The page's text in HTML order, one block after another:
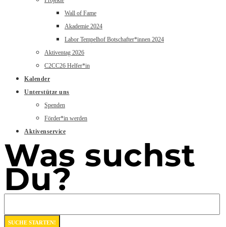
Wall of Fame
Akademie 2024
Labor Tempelhof Botschafter*innen 2024
Aktiventag 2026
C2CC26 Helfer*in
Kalender
Unterstütze uns
Spenden
Förder*in werden
Aktivenservice
Was suchst
Du?